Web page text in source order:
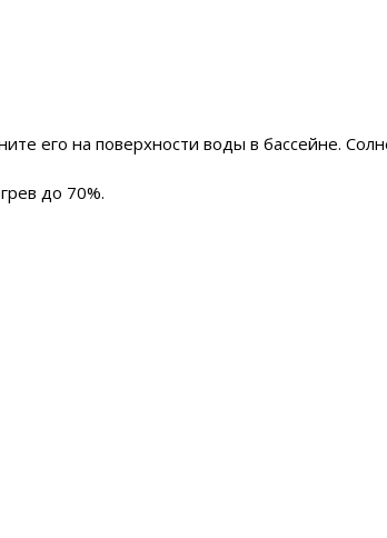
его на поверхности воды в бассейне.
до 70%.